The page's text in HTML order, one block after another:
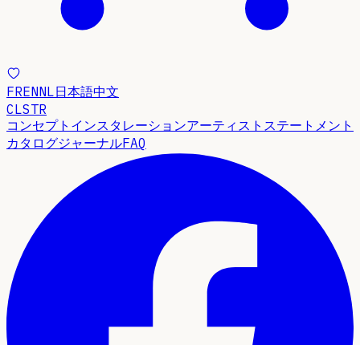
FRENNL日本語中文
CLSTR
コンセプト インスタレーションアーティストステートメント
カタログジャーナルFAQ